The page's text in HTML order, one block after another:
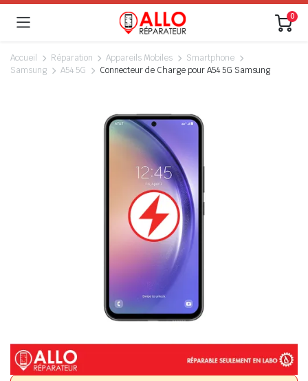
0
Accueil Réparation Appareils Mobiles
Smartphone
Samsung
A54 5G Connecteur de Charge pour A54 5G Samsung